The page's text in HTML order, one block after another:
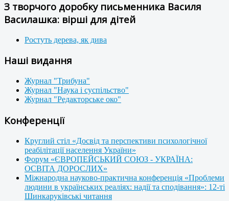
З творчого доробку письменника Василя
Василашка: вірші для дітей
Ростуть дерева, як дива
Наші видання
Журнал "Трибуна"
Журнал "Наука і суспільство"
Журнал "Редакторське око"
Конференції
Круглий стіл «Досвід та перспективи психологічної
реабілітації населення України»
Форум «ЄВРОПЕЙСЬКИЙ СОЮЗ - УКРАЇНА:
ОСВІТА ДОРОСЛИХ»
Міжнародна науково-практична конференція «Проблеми
людини в українських реаліях: надії та сподівання»: 12-ті
Шинкаруківські читання